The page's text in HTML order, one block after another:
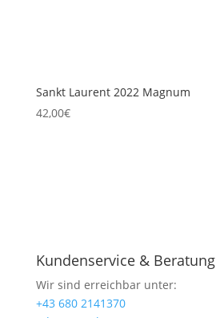
Sankt Laurent 2022 Magnum
42,00€
Kundenservice & Beratung
Wir sind erreichbar unter:
+43 680 2141370